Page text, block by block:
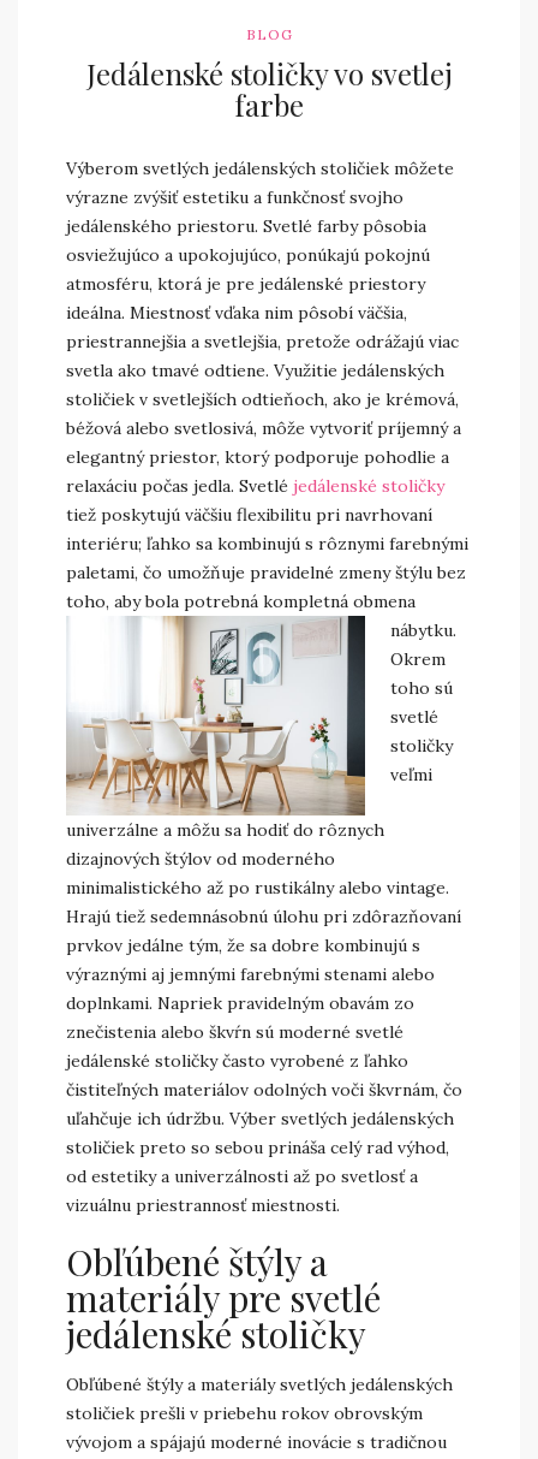
BLOG
Jedálenské stoličky vo svetlej
farbe
Výberom svetlých jedálenských stoličiek môžete
výrazne zvýšiť estetiku a funkčnosť svojho
jedálenského priestoru. Svetlé farby pôsobia
osviežujúco a upokojujúco, ponúkajú pokojnú
atmosféru, ktorá je pre jedálenské priestory
ideálna. Miestnosť vďaka nim pôsobí väčšia,
priestrannejšia a svetlejšia, pretože odrážajú viac
svetla ako tmavé odtiene. Využitie jedálenských
stoličiek v svetlejších odtieňoch, ako je krémová,
béžová alebo svetlosivá, môže vytvoriť príjemný a
elegantný priestor, ktorý podporuje pohodlie a
relaxáciu počas jedla. Svetlé jedálenské stoličky
tiež poskytujú väčšiu flexibilitu pri navrhovaní
interiéru; ľahko sa kombinujú s rôznymi farebnými
paletami, čo umožňuje pravidelné zmeny štýlu bez
toho, aby bola potrebná kompletná obmena
nábytku.
Okrem
toho sú
svetlé
stoličky
veľmi
univerzálne a môžu sa hodiť do rôznych
dizajnových štýlov od moderného
minimalistického až po rustikálny alebo vintage.
Hrajú tiež sedemnásobnú úlohu pri zdôrazňovaní
prvkov jedálne tým, že sa dobre kombinujú s
výraznými aj jemnými farebnými stenami alebo
doplnkami. Napriek pravidelným obavám zo
znečistenia alebo škvŕn sú moderné svetlé
jedálenské stoličky často vyrobené z ľahko
čistiteľných materiálov odolných voči škvrnám, čo
uľahčuje ich údržbu. Výber svetlých jedálenských
stoličiek preto so sebou prináša celý rad výhod,
od estetiky a univerzálnosti až po svetlosť a
vizuálnu priestrannosť miestnosti.
Obľúbené štýly a
materiály pre svetlé
jedálenské stoličky
Obľúbené štýly a materiály svetlých jedálenských
stoličiek prešli v priebehu rokov obrovským
vývojom a spájajú moderné inovácie s tradičnou